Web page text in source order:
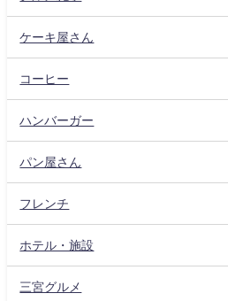
ケーキ屋さん
コーヒー
ハンバーガー
パン屋さん
フレンチ
ホテル・施設
三宮グルメ